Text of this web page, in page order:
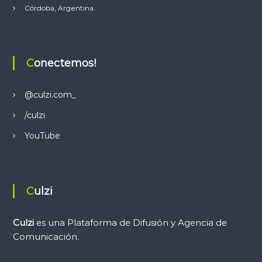
a
n
d
e
n
Córdoba, Argentina.
Conectemos!
@culzi.com_
/culzi
YouTube
Culzi
Culzi es una Plataforma de Difusión y Agencia de
Comunicación.